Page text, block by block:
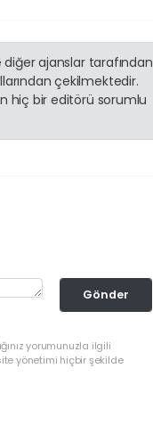
diğer ajanslar tarafından
çekilmektedir.
hiç bir editörü sorumlu
Gönder
yorumunuzla ilgili
yönetimi hiçbir şekilde